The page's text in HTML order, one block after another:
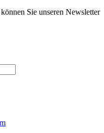
Sie unseren Newsletter